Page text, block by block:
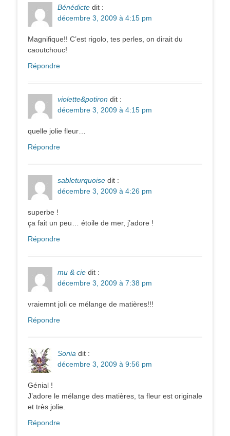
Bénédicte dit :
décembre 3, 2009 à 4:15 pm
Magnifique!! C’est rigolo, tes perles, on dirait du
caoutchouc!
Répondre
violette&potiron dit :
décembre 3, 2009 à 4:15 pm
quelle jolie fleur…
Répondre
sableturquoise dit :
décembre 3, 2009 à 4:26 pm
superbe !
ça fait un peu… étoile de mer, j’adore !
Répondre
mu & cie dit :
décembre 3, 2009 à 7:38 pm
vraiemnt joli ce mélange de matières!!!
Répondre
Sonia dit :
décembre 3, 2009 à 9:56 pm
Génial !
J’adore le mélange des matières, ta fleur est originale
et très jolie.
Répondre